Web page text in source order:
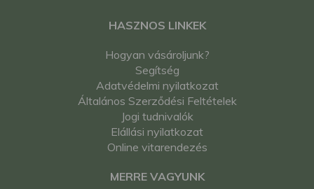
HASZNOS LINKEK
Hogyan vásároljunk?
Segítség
Adatvédelmi nyilatkozat
Általános Szerződési Feltételek
Jogi tudnivalók
Elállási nyilatkozat
Online vitarendezés
MERRE VAGYUNK